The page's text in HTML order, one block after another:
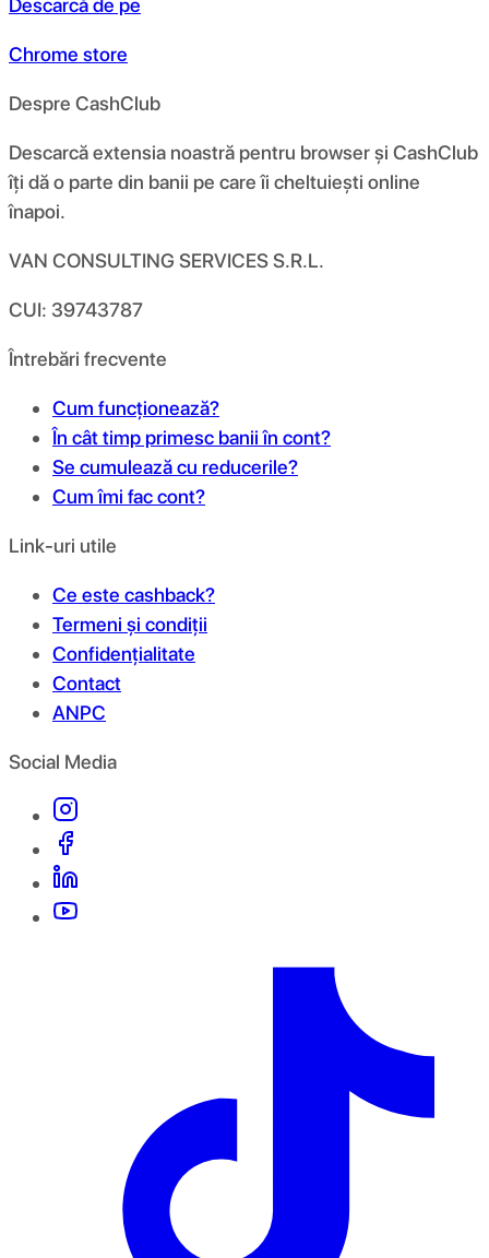
Descarcă de pe
Chrome store
Despre CashClub
Descarcă extensia noastră pentru browser și CashClub
îți dă o parte din banii pe care îi cheltuiești online
înapoi.
VAN CONSULTING SERVICES S.R.L.
CUI: 39743787
Întrebări frecvente
Cum funcționează?
În cât timp primesc banii în cont?
Se cumulează cu reducerile?
Cum îmi fac cont?
Link-uri utile
Ce este cashback?
Termeni și condiții
Confidențialitate
Contact
ANPC
Social Media